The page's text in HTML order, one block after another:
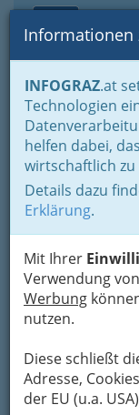
Informationen
INFOGRAZ.at
Technologien
helfen dabei,
wirtschaftlich
Details dazu
Erklärung.
Mit Ihrer
Verwendung von
Werbung
nutzen.
Diese schließt
Adresse,
der EU (u.a.
Home Branchen
Transport -
Transportgewerbe
Sonja
+43 316 272
Karte
Adresse mit